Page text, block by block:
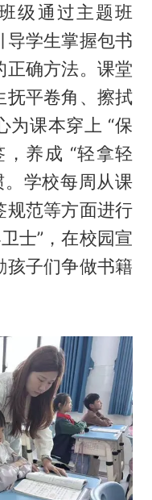
级通过主题班
导学生掌握包书
正确方法。课堂
抚平卷角、擦拭
为课本穿上 “保
养成 “轻拿轻
。学校每周从课
规范等方面进行
士”，在校园宣
孩子们争做书籍